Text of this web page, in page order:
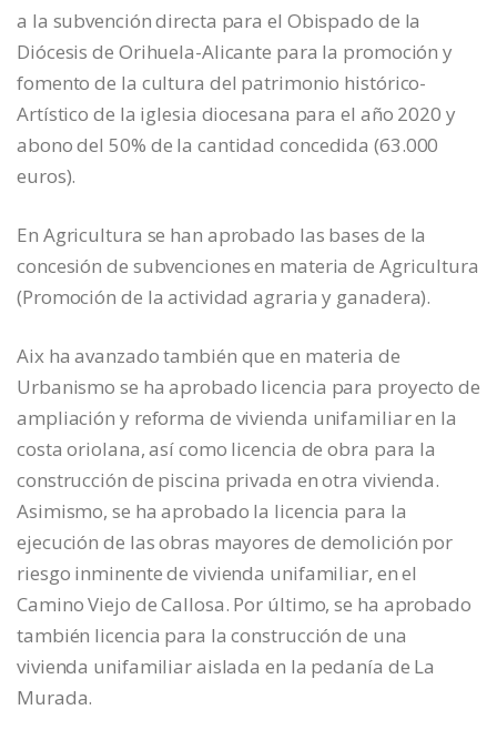
a la subvención directa para el Obispado de la
Diócesis de Orihuela-Alicante para la promoción y
fomento de la cultura del patrimonio histórico-
Artístico de la iglesia diocesana para el año 2020 y
abono del 50% de la cantidad concedida (63.000
euros).
En Agricultura se han aprobado las bases de la
concesión de subvenciones en materia de Agricultura
(Promoción de la actividad agraria y ganadera).
Aix ha avanzado también que en materia de
Urbanismo se ha aprobado licencia para proyecto de
ampliación y reforma de vivienda unifamiliar en la
costa oriolana, así como licencia de obra para la
construcción de piscina privada en otra vivienda.
Asimismo, se ha aprobado la licencia para la
ejecución de las obras mayores de demolición por
riesgo inminente de vivienda unifamiliar, en el
Camino Viejo de Callosa. Por último, se ha aprobado
también licencia para la construcción de una
vivienda unifamiliar aislada en la pedanía de La
Murada.